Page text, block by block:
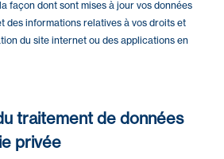
façon dont sont mises à jour vos données
des informations relatives à vos droits et
du site internet ou des applications en
traitement de données
privée